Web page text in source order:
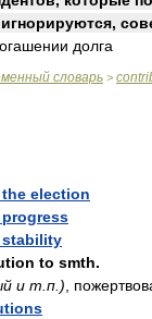
долга
словарь >
election
to smth.
и т.п.) ,